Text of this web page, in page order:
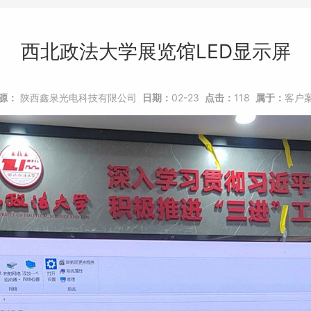
西北政法大学展览馆LED显示屏
： 陕西鑫泉光电科技有限公司 日期： 02-23 点击： 118 属于： 客户